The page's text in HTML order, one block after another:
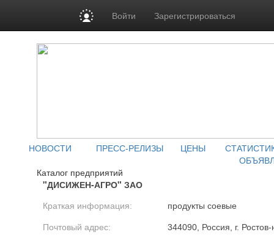
Войти Зарегистрироваться
НОВОСТИ ПРЕСС-РЕЛИЗЫ ЦЕНЫ
Каталог предприятий
"ДИСИЖЕН-АГРО" ЗАО
Краткая информация: продукты соевые
Почтовый адрес: 344090, Россия, г.